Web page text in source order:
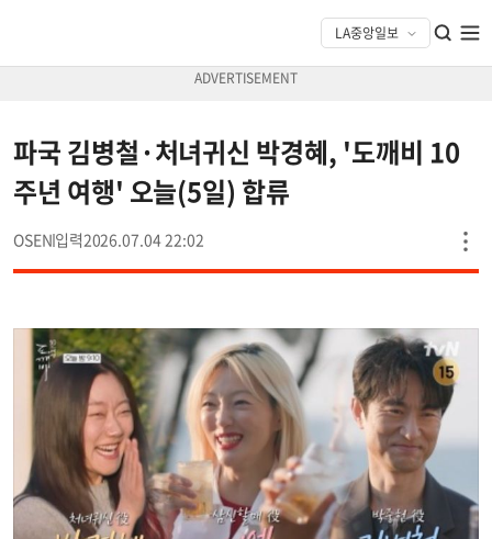
파국 김병철·처녀귀신 박경혜, '도깨비 10
주년 여행' 오늘(5일) 합류
OSEN 2026.07.04 22:02